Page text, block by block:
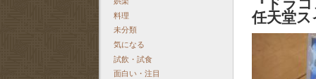
任天堂
料理
未分類
気になる
試飲・試食
面白い・注目